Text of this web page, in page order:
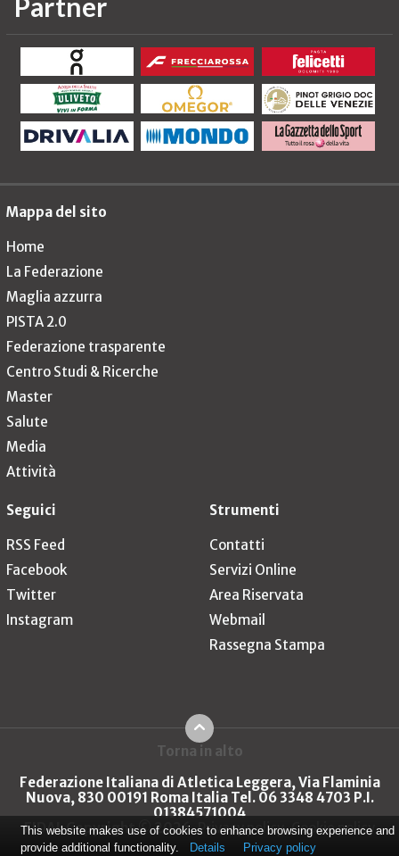
Mappa del sito
Home
La Federazione
Maglia azzurra
PISTA 2.0
Federazione trasparente
Centro Studi & Ricerche
Master
Salute
Media
Attività
Seguici
RSS Feed
Facebook
Twitter
Instagram
Strumenti
Contatti
Servizi Online
Area Riservata
Webmail
Rassegna Stampa
Torna in alto
Federazione Italiana di Atletica Leggera, Via Flaminia
Nuova, 830 00191 Roma Italia Tel. 06 3348 4703 P.I.
01384571004
FIDAL Copyright © 2026 Privacy policy Cookie policy
This website makes use of cookies to enhance browsing experience and
provide additional functionality.
Details Privacy policy